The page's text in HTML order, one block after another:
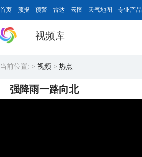
首页 预报 预警 雷达 云图 天气地图 专业产品
视频库
当前位置: > 视频 > 热点
强降雨一路向北